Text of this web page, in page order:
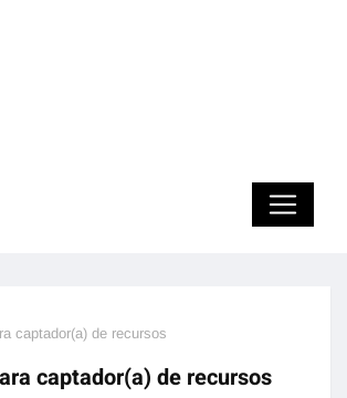
captador(a) de recursos
captador(a) de recursos